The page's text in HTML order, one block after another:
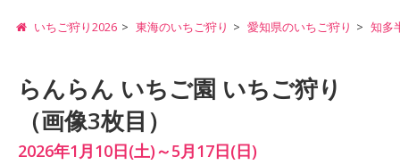
いちご狩り2026 東海のいちご狩り 愛知県のいちご狩り 知多
らんらん いちご園 いちご狩り
（画像3枚目）
2026年1月10日(土)～5月17日(日)